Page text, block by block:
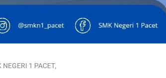
1 PACET,